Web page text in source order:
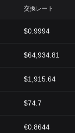
交換レート
$0.9994
$64,934.81
$1,915.64
$74.7
€0.8644